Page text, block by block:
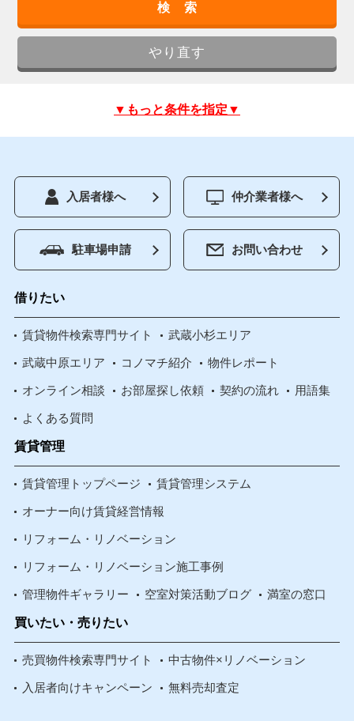
▼もっと条件を指定▼
入居者様へ 仲介業者様へ
駐車場申請 お問い合わせ
借りたい
賃貸物件検索専門サイト 武蔵小杉エリア
武蔵中原エリア コノマチ紹介 物件レポート
オンライン相談 お部屋探し依頼 契約の流れ 用語集
よくある質問
賃貸管理
賃貸管理トップページ 賃貸管理システム
オーナー向け賃貸経営情報
リフォーム・リノベーション
リフォーム・リノベーション施工事例
管理物件ギャラリー 空室対策活動ブログ 満室の窓口
買いたい・売りたい
売買物件検索専門サイト 中古物件×リノベーション
入居者向けキャンペーン 無料売却査定